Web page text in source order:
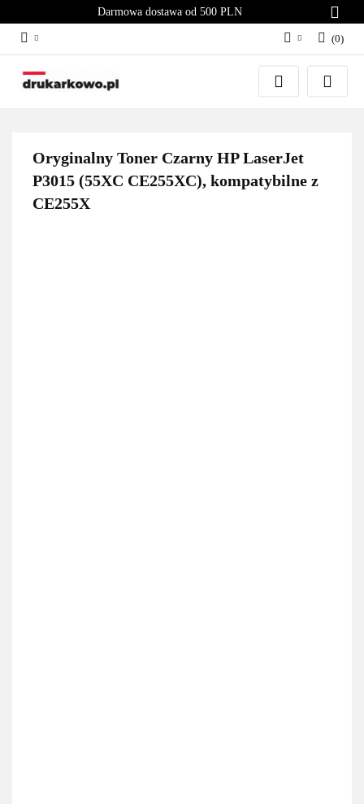
Darmowa dostawa od 500 PLN
Zaloguj się
Załóż konto
(0)
Oryginalny Toner Czarny HP LaserJet
P3015 (55XC CE255XC), kompatybilne z
CE255X